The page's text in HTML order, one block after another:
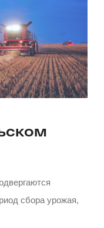
сбора урожая,